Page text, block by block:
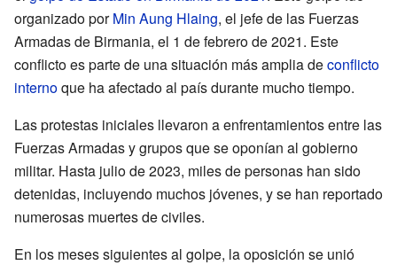
organizado porMin Aung Hlaing, el jefe de las Fuerzas
Armadas de Birmania, el 1 de febrero de 2021. Este
conflicto es parte de una situación más amplia deconflicto
internoque ha afectado al país durante mucho tiempo.
Las protestas iniciales llevaron a enfrentamientos entre las
Fuerzas Armadas y grupos que se oponían al gobierno
militar. Hasta julio de 2023, miles de personas han sido
detenidas, incluyendo muchos jóvenes, y se han reportado
numerosas muertes de civiles.
En los meses siguientes al golpe, la oposición se unió